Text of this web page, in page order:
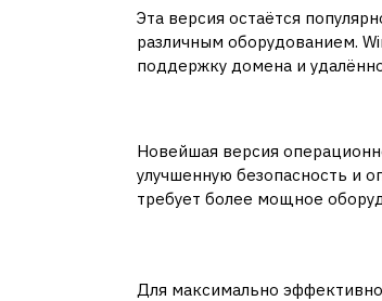
Эта версия остаётся
различным оборудованием.
поддержку домена и
Новейшая версия
улучшенную безопасность и
требует более мощное
Для максимально